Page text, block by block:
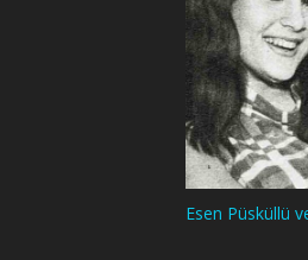
Esen Püsküllü